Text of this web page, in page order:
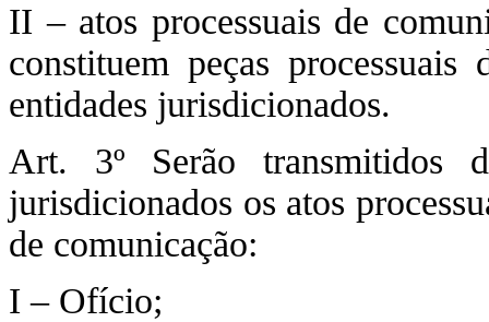
II – atos processuais de
constituem peças
entidades jurisdicionados.
Art. 3º Serão transmitidos
jurisdicionados os atos
de comunicação:
I – Ofício;